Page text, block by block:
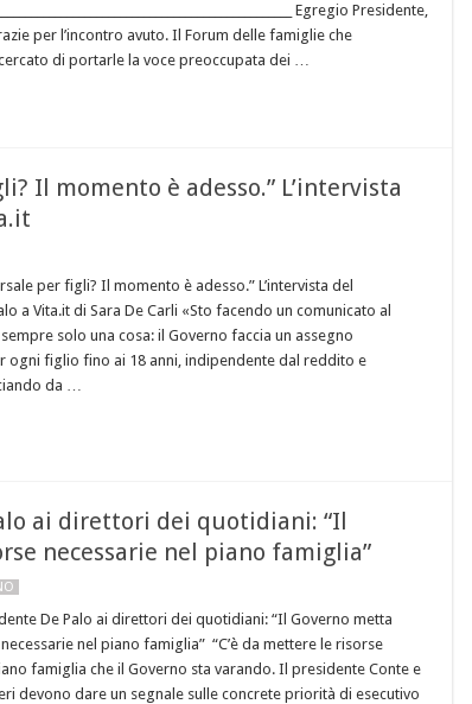
Egregio Presidente,
per l’incontro avuto. Il Forum delle famiglie che
di portarle la voce preoccupata dei …
Il momento è adesso.” L’intervista
per figli? Il momento è adesso.” L’intervista del
a Vita.it di Sara De Carli «Sto facendo un comunicato al
solo una cosa: il Governo faccia un assegno
ogni figlio fino ai 18 anni, indipendente dal reddito e
da …
ai direttori dei quotidiani: “Il
necessarie nel piano famiglia”
De Palo ai direttori dei quotidiani: “Il Governo metta
nel piano famiglia” “C’è da mettere le risorse
famiglia che il Governo sta varando. Il presidente Conte e
devono dare un segnale sulle concrete priorità di esecutivo